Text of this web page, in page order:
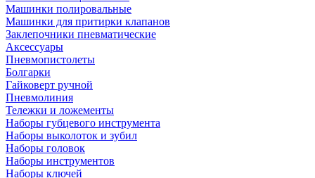
Машинки полировальные
Машинки для притирки клапанов
Заклепочники пневматические
Аксессуары
Пневмопистолеты
Болгарки
Гайковерт ручной
Пневмолиния
Тележки и ложементы
Наборы губцевого инструмента
Наборы выколоток и зубил
Наборы головок
Наборы инструментов
Наборы ключей